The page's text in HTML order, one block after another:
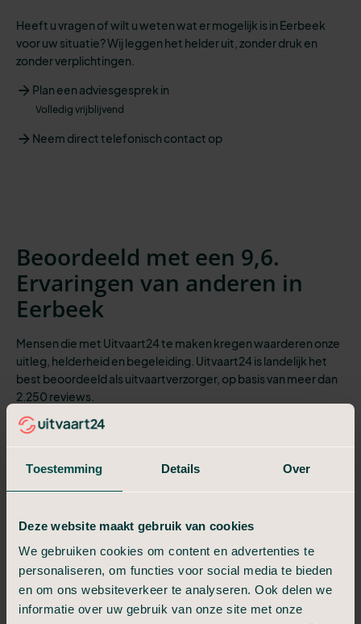
Toestemming Details Over
Deze website maakt gebruik van cookies
We gebruiken cookies om content en advertenties te
personaliseren, om functies voor social media te bieden
en om ons websiteverkeer te analyseren. Ook delen we
informatie over uw gebruik van onze site met onze
Heeft u vragen of wilt u weten wat er mogelijk is in Eerbeek
voor uw situatie? Wij leggen het helder uit, zonder druk en
zonder verplichtingen.
Plan een adviesgesprek in
Volledig vrijblijvend
Neem direct telefonisch contact op
Beoordeeld met een 9,6.
Ervaringen van anderen in
Eerbeek
Mensen die met Uitvaart24 te maken kregen waarderen onze
uitleg, helderheid en begeleiding. Uitvaart24 is landelijk het
best beoordeeld als uitvaartverzorger, op basis van meer dan
2.250 reviews.
Alles is heel respectvol verlopen.
dachten echt mee. Ze hebben zelfs kunnen
Elsalinde
Een warm, waardig tot in de puntjes
verzorgde uitvaart!
Anneke en achter de schermen de
medewerkers van uitvaart24 hebben de